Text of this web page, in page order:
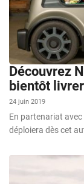
Découvrez
bientôt
24 juin 2019
En partenariat avec
déploiera dès cet